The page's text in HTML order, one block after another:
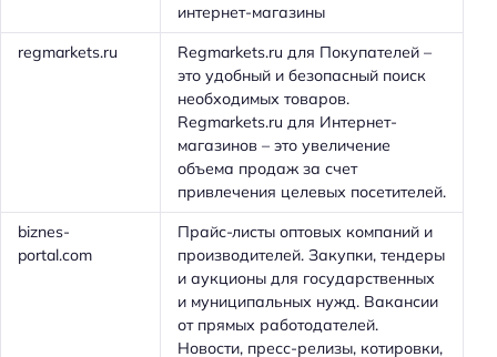
интернет-магазины
regmarkets.ru
Regmarkets.ru для Покупателей –
это удобный и безопасный поиск
необходимых товаров.
Regmarkets.ru для Интернет-
магазинов – это увеличение
объема продаж за счет
привлечения целевых посетителей.
biznes-
portal.com
Прайс-листы оптовых компаний и
производителей. Закупки, тендеры
и аукционы для государственных
и муниципальных нужд. Вакансии
от прямых работодателей.
Новости, пресс-релизы, котировки,